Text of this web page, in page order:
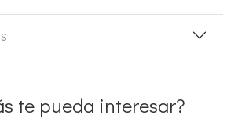
te pueda interesar?